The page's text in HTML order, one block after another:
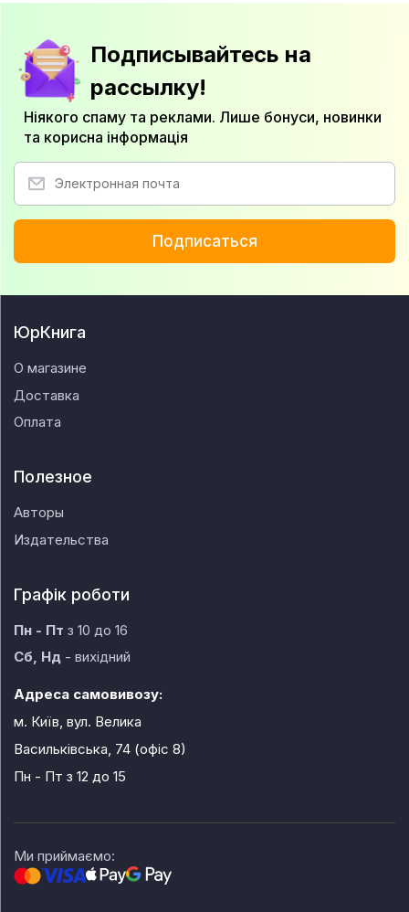
Подписывайтесь на
рассылку!
Ніякого спаму та реклами. Лише бонуси, новинки
та корисна інформація
Подписаться
ЮрКнига
О магазине
Доставка
Оплата
Полезное
Авторы
Издательства
Графік роботи
Пн - Пт з 10 до 16
Сб, Нд - вихідний
Адреса самовивозу:
м. Київ, вул. Велика
Васильківська, 74 (офіс 8)
Пн - Пт з 12 до 15
Ми приймаємо: